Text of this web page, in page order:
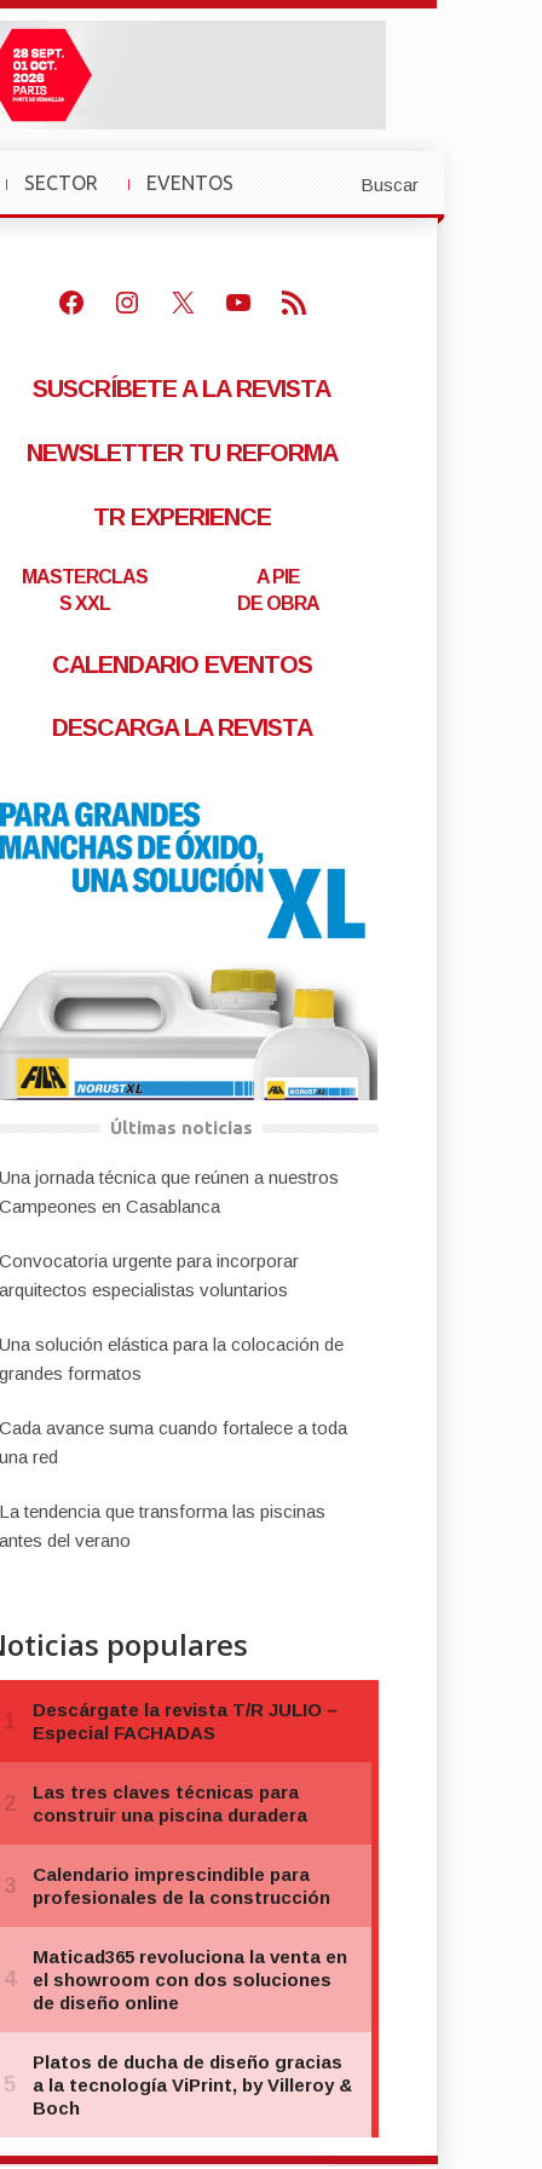
SECTOR
»
EVENTOS
»
Buscar
Facebook
Instagram
X Youtube
Feed RSS
SUSCRÍBETE A LA REVISTA
NEWSLETTER TU REFORMA
TR EXPERIENCE
MASTERCLAS
S XXL
A PIE
DE OBRA
CALENDARIO EVENTOS
DESCARGA LA REVISTA
Últimas noticias
Una jornada técnica que reúnen a nuestros
Campeones en Casablanca
Convocatoria urgente para incorporar
arquitectos especialistas voluntarios
Una solución elástica para la colocación de
grandes formatos
Cada avance suma cuando fortalece a toda
una red
La tendencia que transforma las piscinas
antes del verano
populares